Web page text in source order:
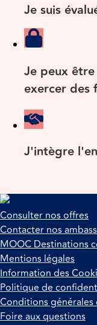
Je suis
Je peux
exercer des
J'intègre
Consulter nos offres
Contacter nos
MOOC Destinations
Mentions légales
Information des
Politique de
Conditions
Foire aux questions